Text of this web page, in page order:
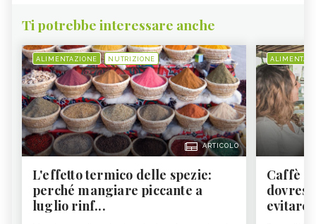
Ti potrebbe interessare anche
ALIMENTAZIONE NUTRIZIONE
ARTICOLO
L'effetto termico delle spezie:
perché mangiare piccante a
luglio rinf...
Caffè
evitare